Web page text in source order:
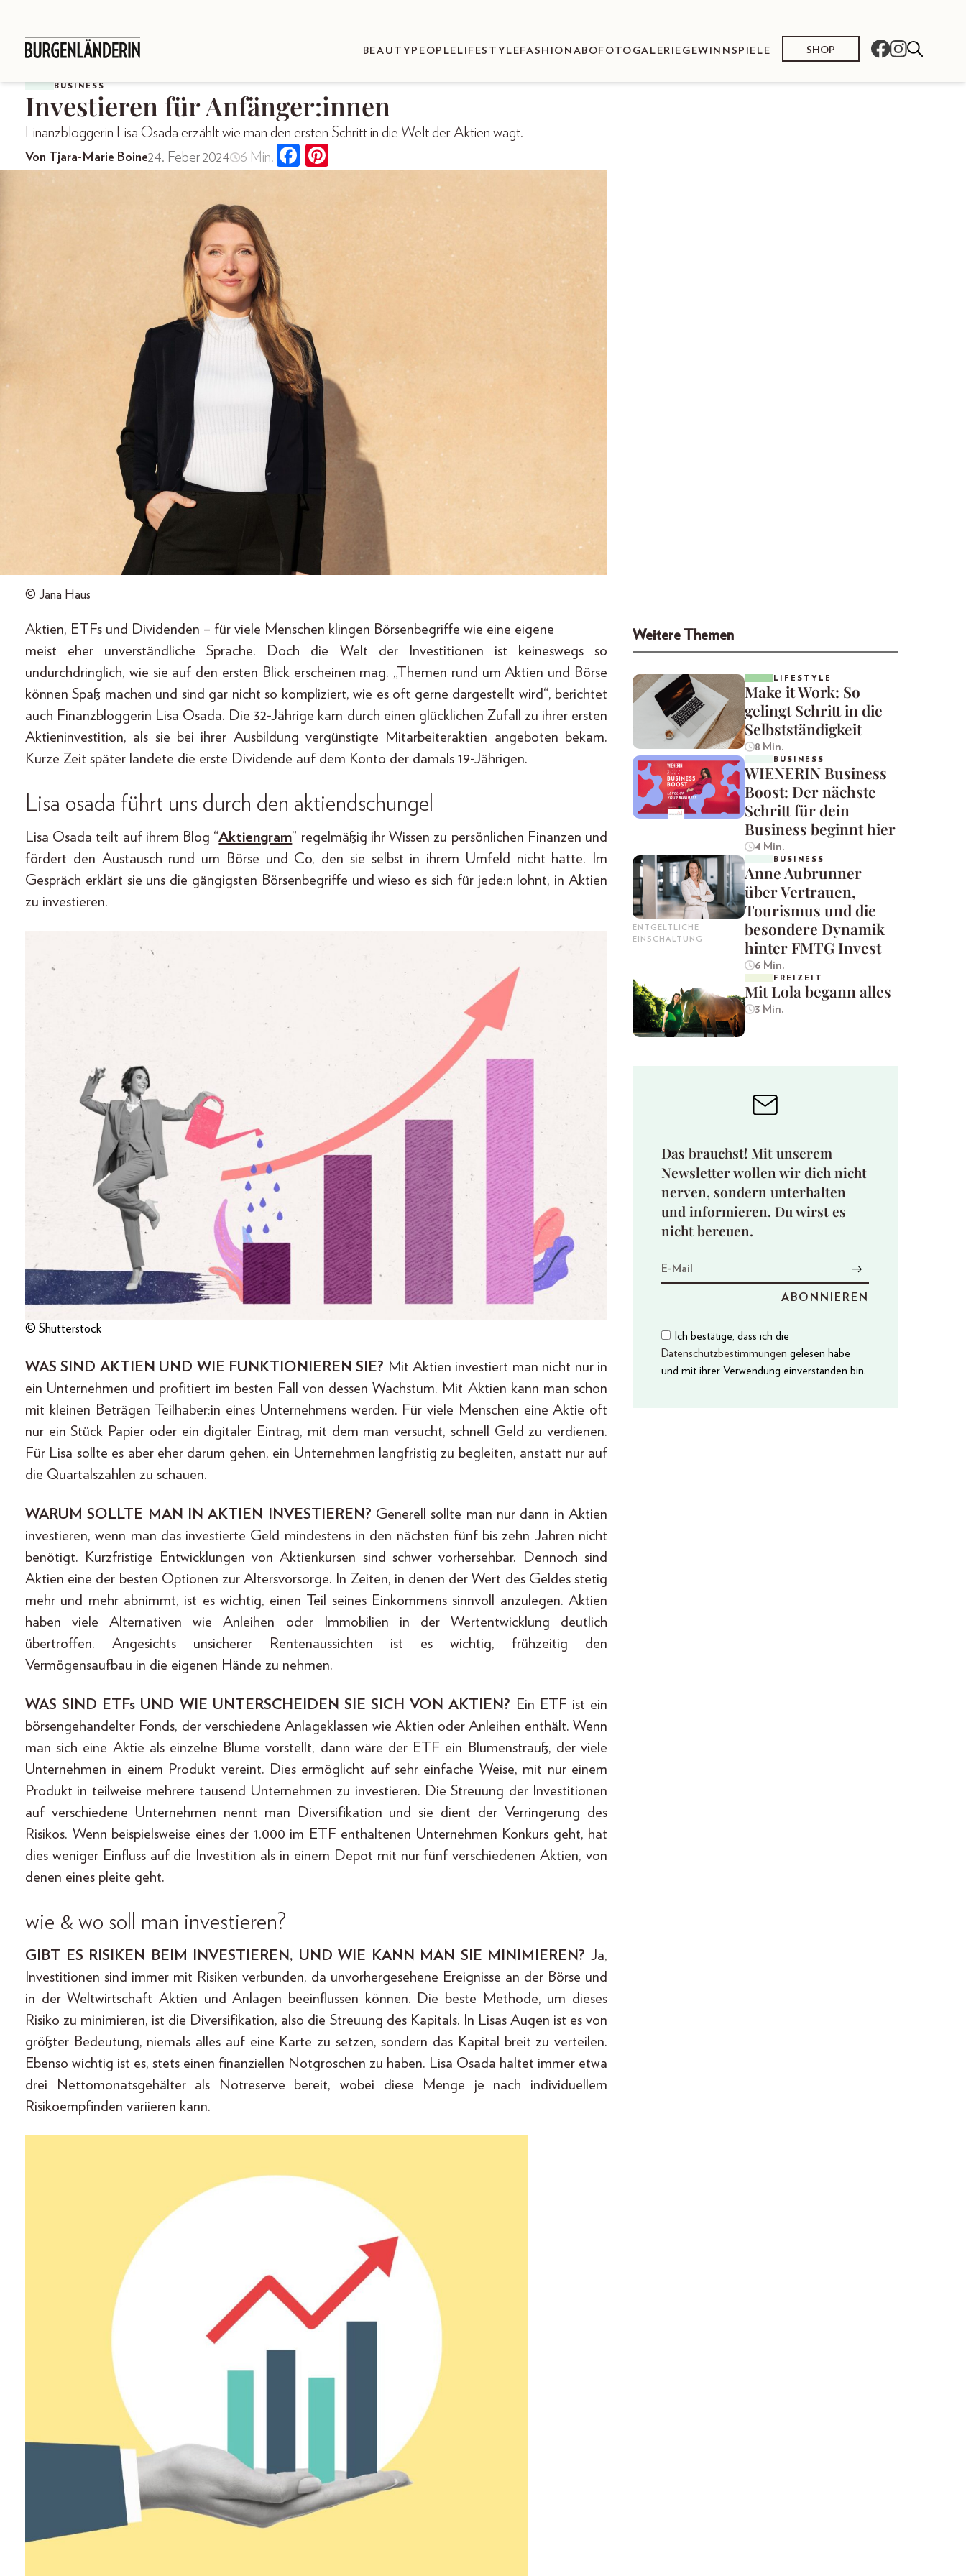
BEAUTY PEOPLE LIFESTYLEFASHION ABOFOTOGALERIE GEWINNSPIELE SHOP
BUSINESS
Investieren für Anfänger:innen
Finanzbloggerin Lisa Osada erzählt wie man den ersten Schritt in die Welt der Aktien wagt.
Von Tjara-Marie Boine24. Feber 2024 6 Min.
© Jana Haus
Aktien, ETFs und Dividenden – für viele Menschen klingen Börsenbegriffe wie eine eigene
meist eher unverständliche Sprache. Doch die Welt der Investitionen ist keineswegs so
undurchdringlich, wie sie auf den ersten Blick erscheinen mag. „Themen rund um Aktien und Börse
können Spaß machen und sind gar nicht so kompliziert, wie es oft gerne dargestellt wird“, berichtet
auch Finanzbloggerin Lisa Osada. Die 32-Jährige kam durch einen glücklichen Zufall zu ihrer ersten
Aktieninvestition, als sie bei ihrer Ausbildung vergünstigte Mitarbeiteraktien angeboten bekam.
Kurze Zeit später landete die erste Dividende auf dem Konto der damals 19-Jährigen.
Lisa osada führt uns durch den aktiendschungel
Lisa Osada teilt auf ihrem Blog “Aktiengram” regelmäßig ihr Wissen zu persönlichen Finanzen und
fördert den Austausch rund um Börse und Co, den sie selbst in ihrem Umfeld nicht hatte. Im
Gespräch erklärt sie uns die gängigsten Börsenbegriffe und wieso es sich für jede:n lohnt, in Aktien
zu investieren.
© Shutterstock
WAS SIND AKTIEN UND WIE FUNKTIONIEREN SIE? Mit Aktien investiert man nicht nur in
ein Unternehmen und profitiert im besten Fall von dessen Wachstum. Mit Aktien kann man schon
mit kleinen Beträgen Teilhaber:in eines Unternehmens werden. Für viele Menschen eine Aktie oft
nur ein Stück Papier oder ein digitaler Eintrag, mit dem man versucht, schnell Geld zu verdienen.
Für Lisa sollte es aber eher darum gehen, ein Unternehmen langfristig zu begleiten, anstatt nur auf
die Quartalszahlen zu schauen.
WARUM SOLLTE MAN IN AKTIEN INVESTIEREN? Generell sollte man nur dann in Aktien
investieren, wenn man das investierte Geld mindestens in den nächsten fünf bis zehn Jahren nicht
benötigt. Kurzfristige Entwicklungen von Aktienkursen sind schwer vorhersehbar. Dennoch sind
Aktien eine der besten Optionen zur Altersvorsorge. In Zeiten, in denen der Wert des Geldes stetig
mehr und mehr abnimmt, ist es wichtig, einen Teil seines Einkommens sinnvoll anzulegen. Aktien
haben viele Alternativen wie Anleihen oder Immobilien in der Wertentwicklung deutlich
übertroffen. Angesichts unsicherer Rentenaussichten ist es wichtig, frühzeitig den
Vermögensaufbau in die eigenen Hände zu nehmen.
WAS SIND ETFs UND WIE UNTERSCHEIDEN SIE SICH VON AKTIEN? Ein ETF ist ein
börsengehandelter Fonds, der verschiedene Anlageklassen wie Aktien oder Anleihen enthält. Wenn
man sich eine Aktie als einzelne Blume vorstellt, dann wäre der ETF ein Blumenstrauß, der viele
Unternehmen in einem Produkt vereint. Dies ermöglicht auf sehr einfache Weise, mit nur einem
Produkt in teilweise mehrere tausend Unternehmen zu investieren. Die Streuung der Investitionen
auf verschiedene Unternehmen nennt man Diversifikation und sie dient der Verringerung des
Risikos. Wenn beispielsweise eines der 1.000 im ETF enthaltenen Unternehmen Konkurs geht, hat
dies weniger Einfluss auf die Investition als in einem Depot mit nur fünf verschiedenen Aktien, von
denen eines pleite geht.
wie & wo soll man investieren?
GIBT ES RISIKEN BEIM INVESTIEREN, UND WIE KANN MAN SIE MINIMIEREN? Ja,
Investitionen sind immer mit Risiken verbunden, da unvorhergesehene Ereignisse an der Börse und
in der Weltwirtschaft Aktien und Anlagen beeinflussen können. Die beste Methode, um dieses
Risiko zu minimieren, ist die Diversifikation, also die Streuung des Kapitals. In Lisas Augen ist es von
größter Bedeutung, niemals alles auf eine Karte zu setzen, sondern das Kapital breit zu verteilen.
Ebenso wichtig ist es, stets einen finanziellen Notgroschen zu haben. Lisa Osada haltet immer etwa
drei Nettomonatsgehälter als Notreserve bereit, wobei diese Menge je nach individuellem
Risikoempfinden variieren kann.
Weitere Themen
LIFESTYLE
Make it Work: So
gelingt Schritt in die
Selbstständigkeit
8 Min.
BUSINESS
WIENERIN Business
Boost: Der nächste
Schritt für dein
Business beginnt hier
4 Min.
ENTGELTLICHE
EINSCHALTUNG
BUSINESS
Anne Aubrunner
über Vertrauen,
Tourismus und die
besondere Dynamik
hinter FMTG Invest
6 Min.
FREIZEIT
Mit Lola begann alles
3 Min.
Das brauchst! Mit unserem
Newsletter wollen wir dich nicht
nerven, sondern unterhalten
und informieren. Du wirst es
nicht bereuen.
Ich bestätige, dass ich die
Datenschutzbestimmungen gelesen habe
und mit ihrer Verwendung einverstanden bin.